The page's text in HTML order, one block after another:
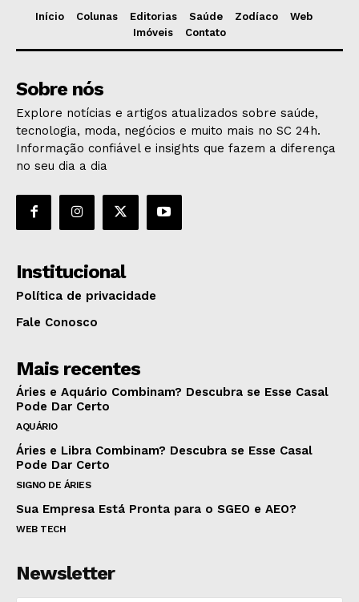
Início Colunas Editorias Saúde Zodíaco
Web
Imóveis
Contato
Sobre nós
Explore notícias e artigos atualizados sobre saúde,
tecnologia, moda, negócios e muito mais no SC 24h.
Informação confiável e insights que fazem a diferença
no seu dia a dia
Institucional
Política de privacidade
Fale Conosco
Mais recentes
Áries e Aquário Combinam? Descubra se Esse Casal
Pode Dar Certo
AQUÁRIO
Áries e Libra Combinam? Descubra se Esse Casal
Pode Dar Certo
SIGNO DE ÁRIES
Sua Empresa Está Pronta para o SGEO e AEO?
WEB TECH
Newsletter